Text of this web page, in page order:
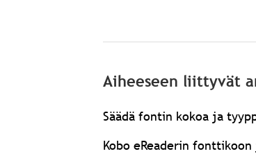
Aiheeseen liittyvät
Säädä fontin kokoa ja
Kobo eReaderin